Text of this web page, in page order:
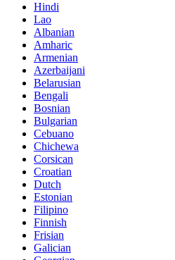
Hindi
Lao
Albanian
Amharic
Armenian
Azerbaijani
Belarusian
Bengali
Bosnian
Bulgarian
Cebuano
Chichewa
Corsican
Croatian
Dutch
Estonian
Filipino
Finnish
Frisian
Galician